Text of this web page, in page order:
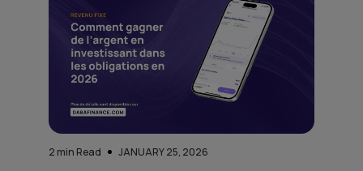
2 min Read JANUARY 25, 2026